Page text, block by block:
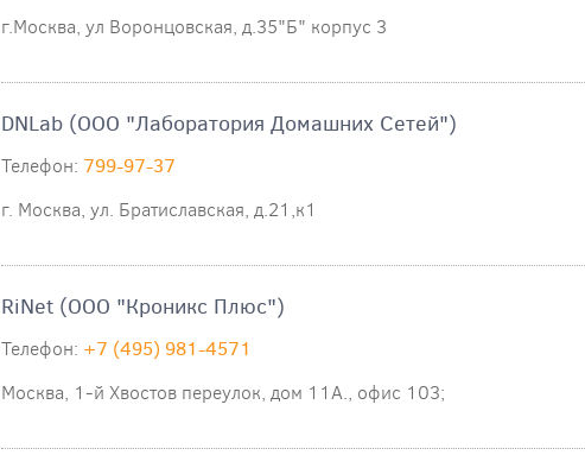
г.Москва, ул Воронцовская, д.35"Б" корпус 3
DNLab (ООО "Лаборатория Домашних Сетей")
Телефон: 799-97-37
г. Москва, ул. Братиславская, д.21,к1
RiNet (ООО "Кроникс Плюс")
Телефон: +7 (495) 981-4571
Москва, 1-й Хвостов переулок, дом 11А., офис 103;